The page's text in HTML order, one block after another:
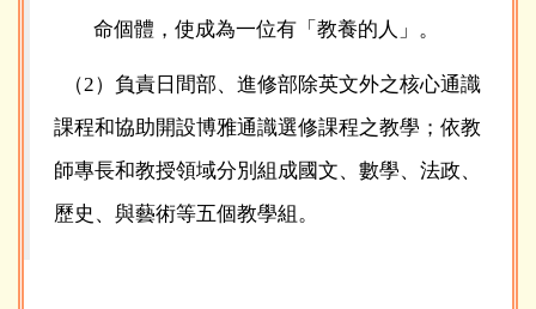
命個體，使成為一位有「教養的人」。
（2）負責日間部、進修部除英文外之核心通識
課程和協助開設博雅通識選修課程之教學；依教
師專長和教授領域分別組成國文、數學、法政、
歷史、與藝術等五個教學組。